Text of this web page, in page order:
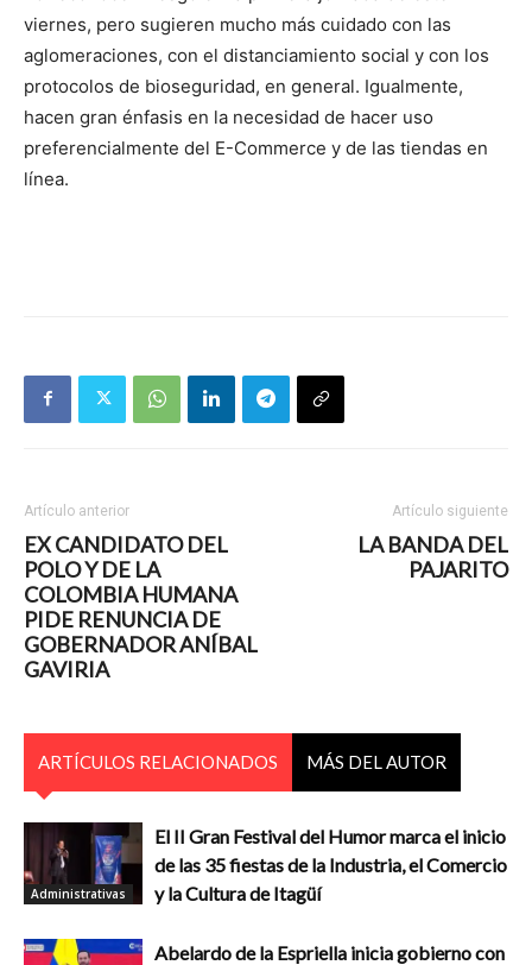
viernes, pero sugieren mucho más cuidado con las
aglomeraciones, con el distanciamiento social y con los
protocolos de bioseguridad, en general. Igualmente,
hacen gran énfasis en la necesidad de hacer uso
preferencialmente del E-Commerce y de las tiendas en
línea.
Artículo anterior
EX CANDIDATO DEL
POLO Y DE LA
COLOMBIA HUMANA
PIDE RENUNCIA DE
GOBERNADOR ANÍBAL
GAVIRIA
Artículo siguiente
LA BANDA DEL
PAJARITO
ARTÍCULOS RELACIONADOS MÁS DEL AUTOR
Administrativas
El II Gran Festival del Humor marca el inicio
de las 35 fiestas de la Industria, el Comercio
y la Cultura de Itagüí
Abelardo de la Espriella inicia gobierno con